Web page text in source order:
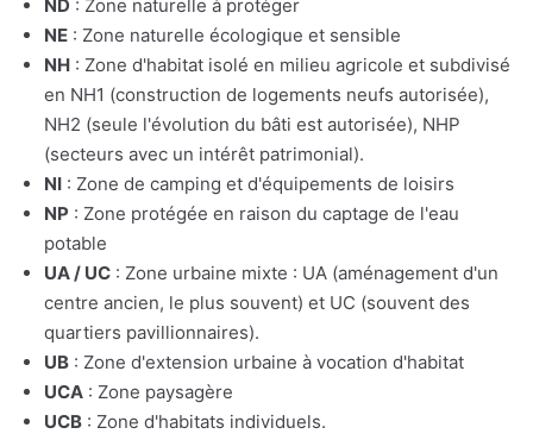
ND : Zone naturelle à protéger
NE : Zone naturelle écologique et sensible
NH : Zone d'habitat isolé en milieu agricole et subdivisé
en NH1 (construction de logements neufs autorisée),
NH2 (seule l'évolution du bâti est autorisée), NHP
(secteurs avec un intérêt patrimonial).
NI : Zone de camping et d'équipements de loisirs
NP : Zone protégée en raison du captage de l'eau
potable
UA / UC : Zone urbaine mixte : UA (aménagement d'un
centre ancien, le plus souvent) et UC (souvent des
quartiers pavillionnaires).
UB : Zone d'extension urbaine à vocation d'habitat
UCA : Zone paysagère
UCB : Zone d'habitats individuels.